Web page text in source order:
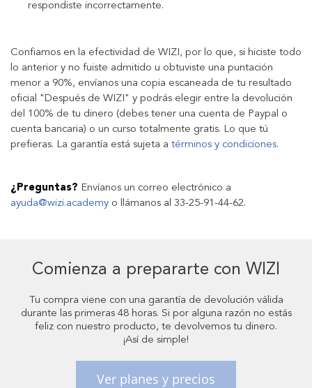
respondiste incorrectamente.
Confiamos en la efectividad de WIZI, por lo que, si hiciste todo
lo anterior y no fuiste admitido u obtuviste una puntación
menor a 90%, envíanos una copia escaneada de tu resultado
oficial "Después de WIZI" y podrás elegir entre la devolución
del 100% de tu dinero (debes tener una cuenta de Paypal o
cuenta bancaria) o un curso totalmente gratis. Lo que tú
prefieras. La garantía está sujeta a términos y condiciones.
¿Preguntas? Envíanos un correo electrónico a
ayuda@wizi.academy o llámanos al 33-25-91-44-62.
Comienza a prepararte con WIZI
Tu compra viene con una garantía de devolución válida
durante las primeras 48 horas. Si por alguna razón no estás
feliz con nuestro producto, te devolvemos tu dinero.
¡Así de simple!
Ver planes y precios